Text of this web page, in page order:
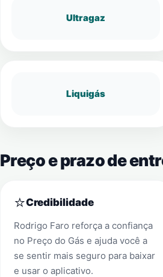
Ultragaz
Liquigás
Preço e prazo de
⭐Credibilidade
Rodrigo Faro reforça a confiança
no Preço do Gás e ajuda você a
se sentir mais seguro para baixar
e usar o aplicativo.